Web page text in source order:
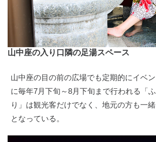
山中座の入り口隣の足湯スペース
山中座の目の前の広場でも定期的にイベ
に毎年7月下旬～8月下旬まで行われる「
り」は観光客だけでなく、地元の方も一
となっている。